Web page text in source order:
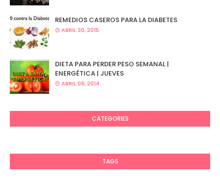
REMEDIOS CASEROS PARA LA DIABETES
ABRIL 30, 2015
DIETA PARA PERDER PESO SEMANAL |
ENERGÉTICA | JUEVES
ABRIL 08, 2014
CATEGORIES
TAGS